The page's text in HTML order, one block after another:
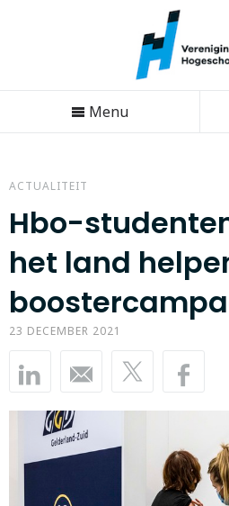
Menu
ACTUALITEIT
Hbo-
het land
23 DECEMBER 2021